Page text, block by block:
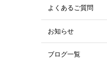
よくあるご質問
お知らせ
ブログ一覧